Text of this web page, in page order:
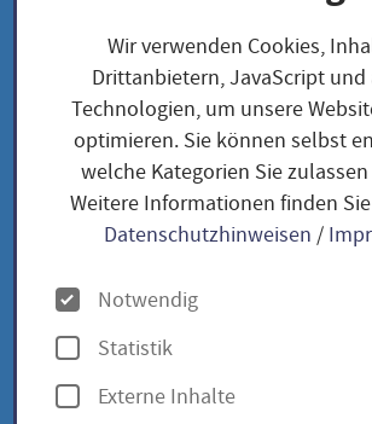
Kräuter und Blumen
BLUMEN
Roter Fingerhut / Digitalis purpurea
Roter
Digitalis
Roter Fingerhut /
purpurea
Wir verwenden Cookies,
Drittanbietern, JavaScript
Technologien, um unsere
optimieren. Sie können selbst
welche Kategorien Sie
Weitere Informationen finden
Datenschutzhinweisen /
O
p
t
i
Notwendig
Statistik
Externe Inhalte